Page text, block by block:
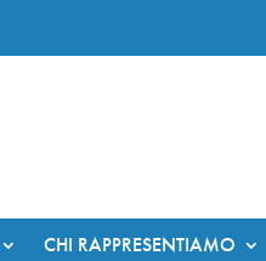
CHI RAPPRESENTIAMO